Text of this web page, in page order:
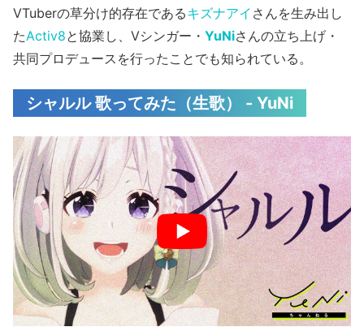
VTuberの草分け的存在であるキズナアイ さんを生み出し
たActiv8と協業し、Vシンガー・ YuNiさんの立ち上げ・
共同プロデュースを行ったことでも知られている。
シャルル 歌ってみた（生歌） - YuNi